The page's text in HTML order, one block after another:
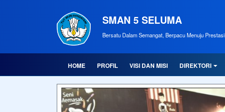
SMAN 5 SELUMA
Bersatu Dalam Semangat, Berpacu Menuju Prestasi
HOME PROFIL VISI DAN MISI DIREKTORI